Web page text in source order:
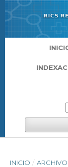
INICIO /